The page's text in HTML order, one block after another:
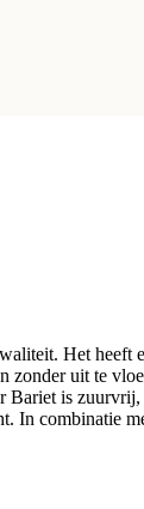
Het heeft
uit te
is
In combinatie